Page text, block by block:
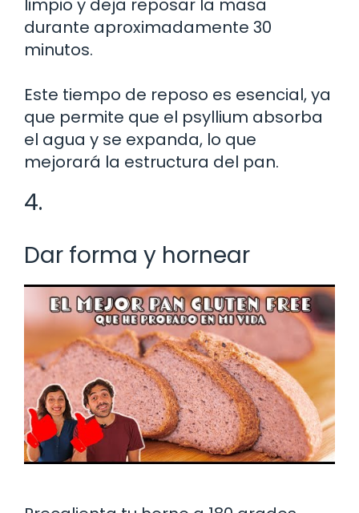
limpio y deja reposar la masa
durante aproximadamente 30
minutos.
Este tiempo de reposo es esencial, ya
que permite que el psyllium absorba
el agua y se expanda, lo que
mejorará la estructura del pan.
4.
Dar forma y hornear